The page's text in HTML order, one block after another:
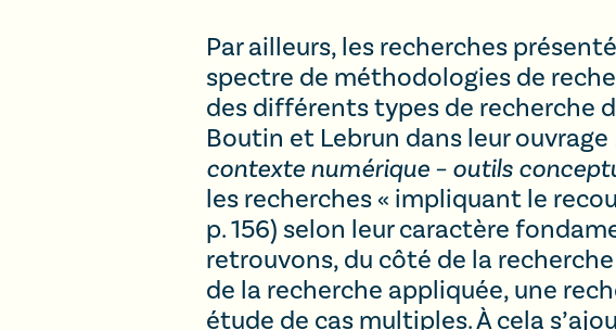
Par ailleurs, les recherches
spectre de méthodologies de
des différents types de recherche
Boutin et Lebrun dans leur ouvrage
contexte numérique – outils
les recherches « impliquant le
p. 156) selon leur caractère
retrouvons, du côté de la
de la recherche appliquée, une
étude de cas multiples. À cela